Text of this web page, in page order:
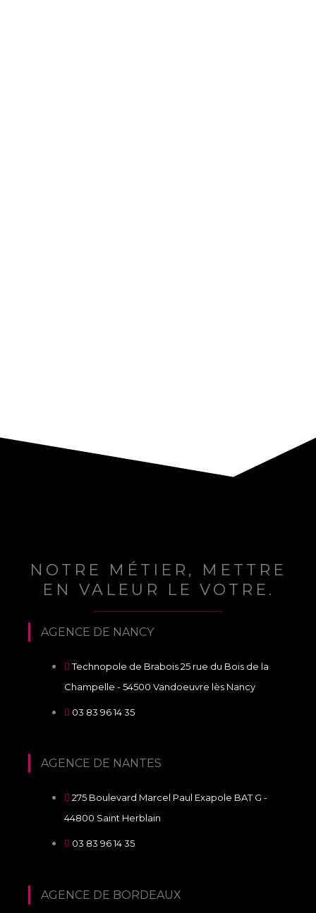
NOTRE MÉTIER, METTRE
EN VALEUR LE VOTRE.
AGENCE DE NANCY
Technopole de Brabois 25 rue du Bois de la
Champelle - 54500 Vandoeuvre lès Nancy
03 83 96 14 35
AGENCE DE NANTES
275 Boulevard Marcel Paul Exapole BAT G -
44800 Saint Herblain
03 83 96 14 35
AGENCE DE BORDEAUX